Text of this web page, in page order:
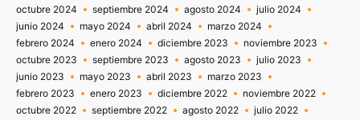
octubre 2024
septiembre 2024 agosto 2024
julio 2024
junio 2024
mayo 2024 abril 2024
marzo 2024
febrero 2024
enero 2024 diciembre 2023
noviembre 2023
octubre 2023
septiembre 2023 agosto 2023
julio 2023
junio 2023
mayo 2023 abril 2023
marzo 2023
febrero 2023
enero 2023 diciembre 2022
noviembre 2022
octubre 2022
septiembre 2022 agosto 2022
julio 2022